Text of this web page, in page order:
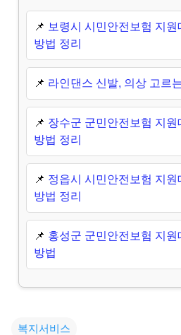
📌 보령시 시민안전보험 지
방법 정리
📌 라인댄스 신발, 의상 고르
📌 장수군 군민안전보험 지원
방법 정리
📌 정읍시 시민안전보험 지원
방법 정리
📌 홍성군 군민안전보험 지원
방법
복지서비스